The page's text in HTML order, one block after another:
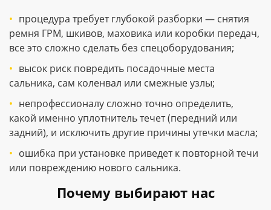
процедура требует глубокой разборки — снятия
ремня ГРМ, шкивов, маховика или коробки передач,
все это сложно сделать без спецоборудования;
высок риск повредить посадочные места
сальника, сам коленвал или смежные узлы;
непрофессионалу сложно точно определить,
какой именно уплотнитель течет (передний или
задний), и исключить другие причины утечки масла;
ошибка при установке приведет к повторной течи
или повреждению нового сальника.
Почему выбирают нас